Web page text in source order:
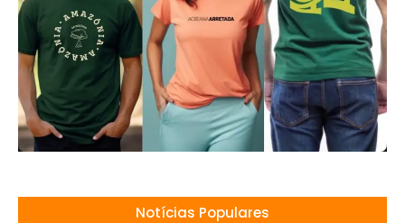
Notícias Populares